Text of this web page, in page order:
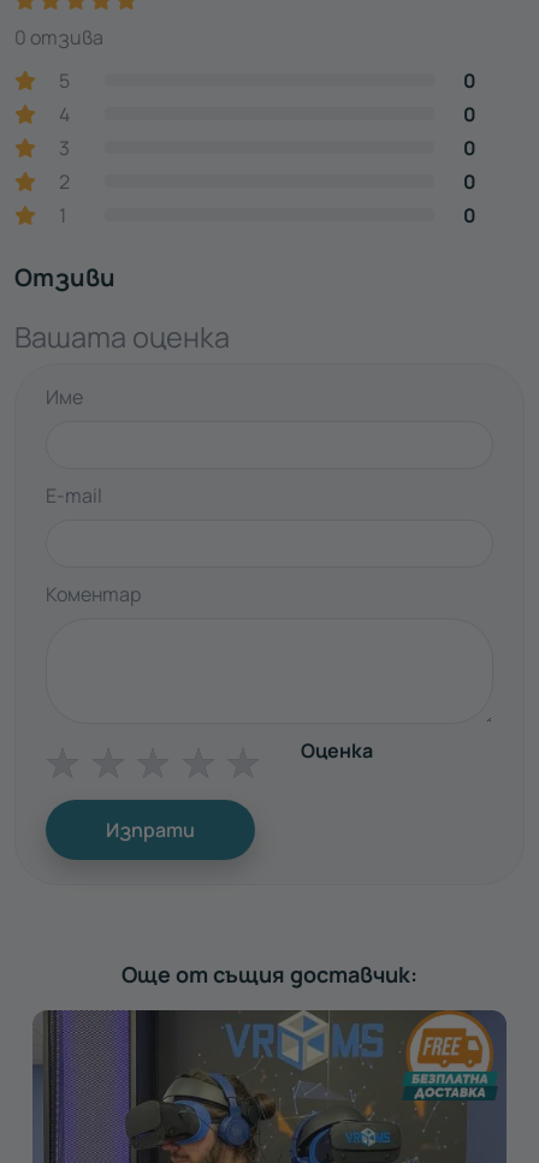
0 отзива
5
0
4
0
3
0
2
0
1
0
Отзиви
Вашата оценка
Име
E-mail
Коментар
Оценка
Изпрати
Още от същия доставчик: